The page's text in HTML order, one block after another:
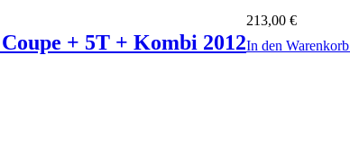
+ 5T + Kombi 2012
213,00 €
In den Warenkorb